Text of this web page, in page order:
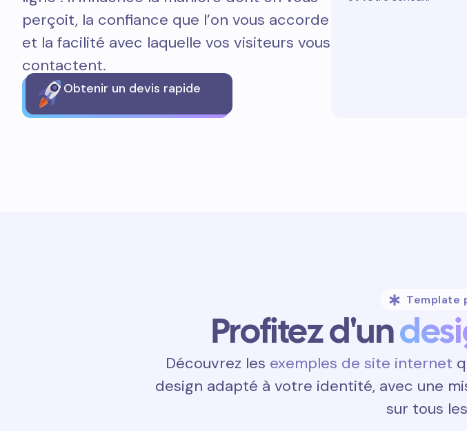
perçoit, la confiance que l’on vous accorde
et la facilité avec laquelle vos visiteurs vous
contactent.
Obtenir un devis rapide
Template
Profitez d'un
Découvrez les exemples de site internet
design adapté à votre identité, avec une
sur tous